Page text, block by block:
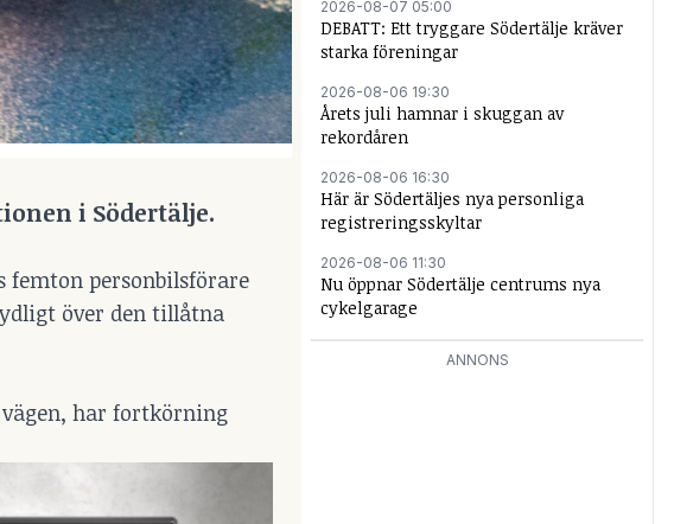
i Södertälje.
femton personbilsförare
över den tillåtna
har fortkörning
2026-08-07 05:00
DEBATT: Ett tryggare Södertälje kräver
starka föreningar
2026-08-06 19:30
Årets juli hamnar i skuggan av
rekordåren
2026-08-06 16:30
Här är Södertäljes nya personliga
registreringsskyltar
2026-08-06 11:30
Nu öppnar Södertälje centrums nya
cykelgarage
ANNONS